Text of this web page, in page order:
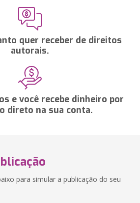
quer receber de direitos
autorais.
e você recebe dinheiro por
direto na sua conta.
para simular a publicação do seu